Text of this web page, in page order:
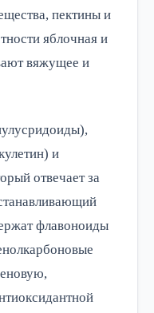
пектины и
яблочная и
вяжущее и
и
отвечает за
флавоноиды